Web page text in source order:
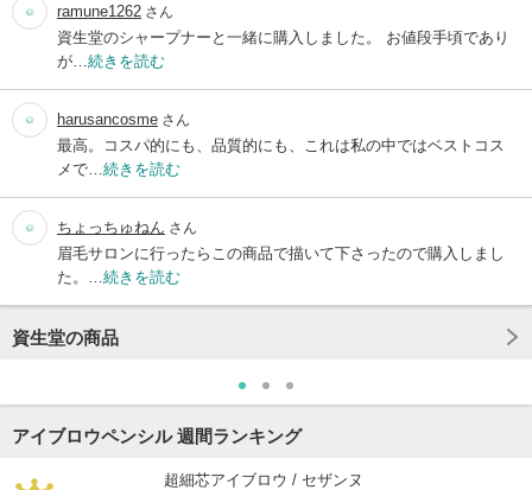
ramune1262 さん
資生堂のシャープナーと一緒に購入しました。 お値段手頃であり
が… 続きを読む
harusancosme さん
最高。コスパ的にも、品質的にも、これは私の中ではベストコス
メで… 続きを読む
ちょっちゅねん さん
眉毛サロンに行ったらこの商品で描いて下さったので購入しまし
た。… 続きを読む
資生堂の商品
アイブロウペンシル 週間ランキング
超細芯アイブロウ / セザンヌ